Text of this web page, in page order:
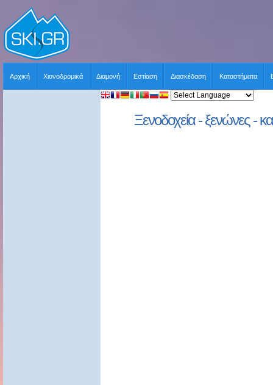
Αρχική Χιονοδρομικά Διαμονή Εστίαση Διασκέδαση Καταστήματα
Ξενοδοχεία - ξενώνες -